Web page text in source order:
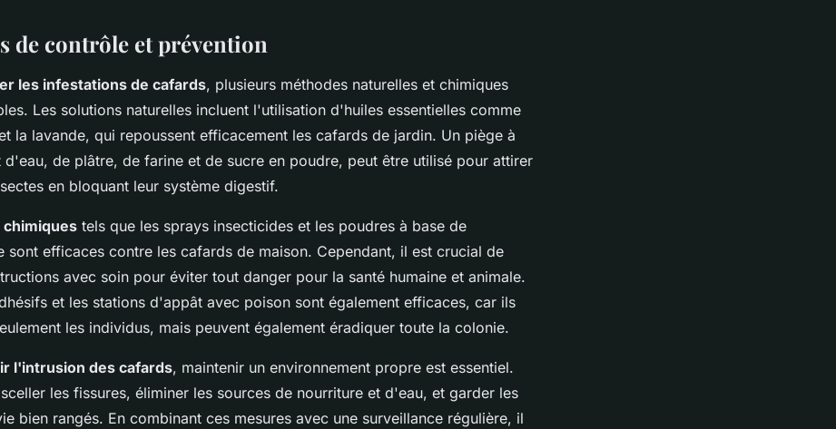
de contrôle et prévention
les infestations de cafards, plusieurs méthodes naturelles et chimiques
Les solutions naturelles incluent l'utilisation d'huiles essentielles comme
la lavande, qui repoussent efficacement les cafards de jardin. Un piège à
d'eau, de plâtre, de farine et de sucre en poudre, peut être utilisé pour attirer
en bloquant leur système digestif.
tels que les sprays insecticides et les poudres à base de
sont efficaces contre les cafards de maison. Cependant, il est crucial de
avec soin pour éviter tout danger pour la santé humaine et animale.
et les stations d'appât avec poison sont également efficaces, car ils
les individus, mais peuvent également éradiquer toute la colonie.
l'intrusion des cafards, maintenir un environnement propre est essentiel.
les fissures, éliminer les sources de nourriture et d'eau, et garder les
bien rangés. En combinant ces mesures avec une surveillance régulière, il